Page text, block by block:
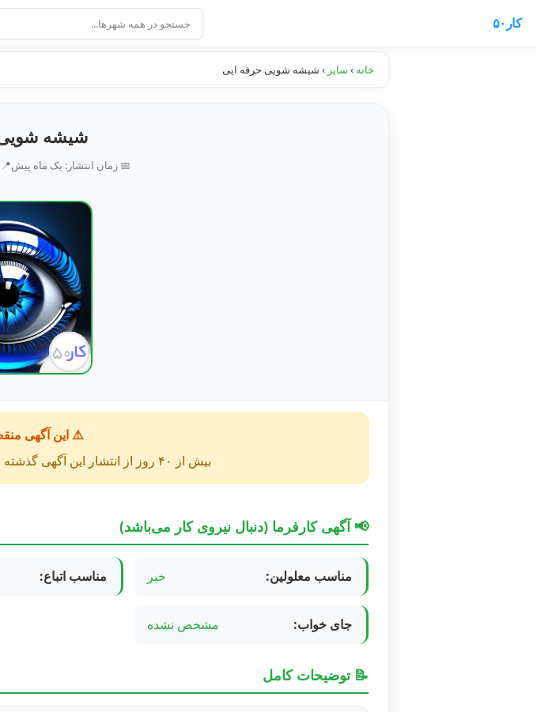
کار۵۰
خانه › سایر › شیشه شویی حرفه ایی
شیشه
📅 زمان انتشار: یک ماه پیش
⚠️ این آگهی
بیش از ۴۰ روز از انتشار این آگهی گذشته و ممکن است اطلاعات آن به‌روز نباشد.
📢 آگهی کارفرما (دنبال نیروی کار می‌باشد)
مناسب معلولین: خیر مناسب اتباع:
جای خواب: مشخص نشده
📝 توضیحات کامل